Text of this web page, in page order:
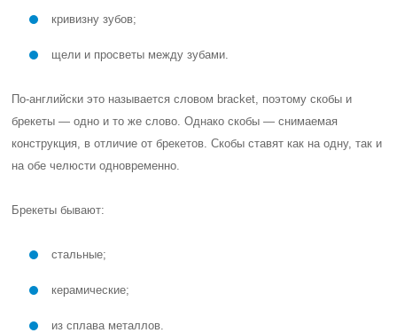
кривизну зубов;
щели и просветы между зубами.
По-английски это называется словом bracket, поэтому скобы и
брекеты — одно и то же слово. Однако скобы — снимаемая
конструкция, в отличие от брекетов. Скобы ставят как на одну, так и
на обе челюсти одновременно.
Брекеты бывают:
стальные;
керамические;
из сплава металлов.